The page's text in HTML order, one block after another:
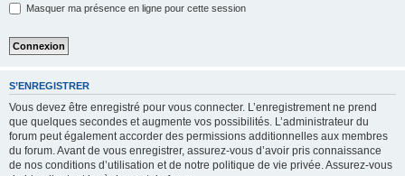
Masquer ma présence en ligne pour cette session
S’ENREGISTRER
Vous devez être enregistré pour vous connecter. L’enregistrement ne prend
que quelques secondes et augmente vos possibilités. L’administrateur du
forum peut également accorder des permissions additionnelles aux membres
du forum. Avant de vous enregistrer, assurez-vous d’avoir pris connaissance
de nos conditions d’utilisation et de notre politique de vie privée. Assurez-vous